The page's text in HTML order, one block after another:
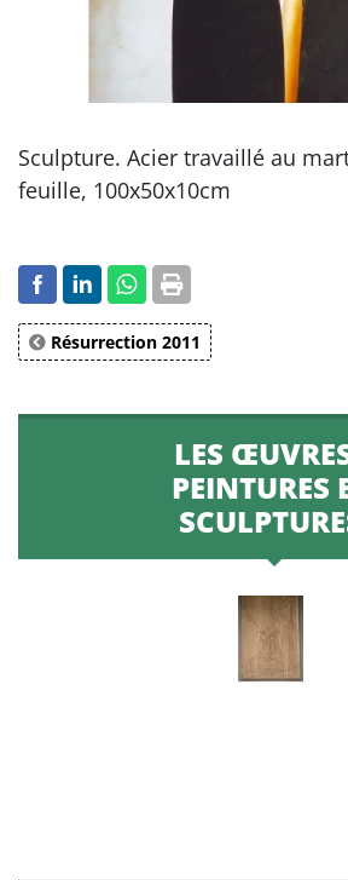
Sculpture. Acier travaillé au
feuille, 100x50x10cm
Résurrection 2011
LES
PEINTURES